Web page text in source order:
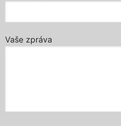
Vaše zpráva